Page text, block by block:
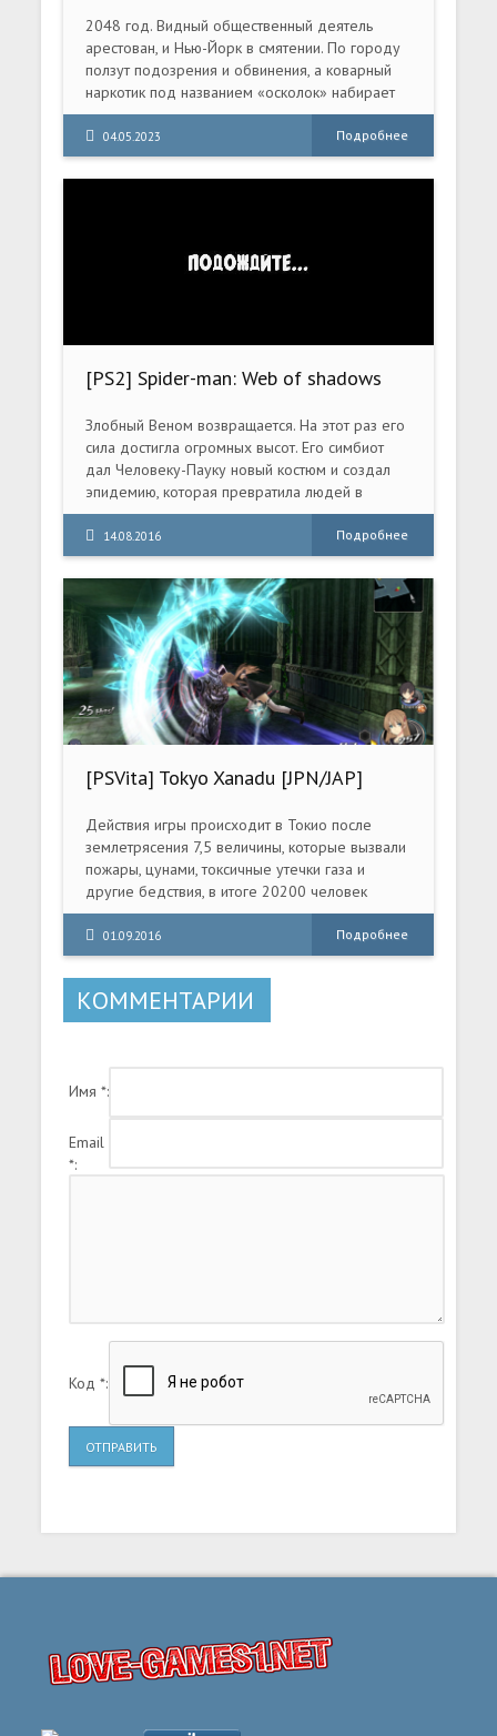
2048 год. Видный общественный деятель
арестован, и Нью-Йорк в смятении. По городу
ползут подозрения и обвинения, а коварный
наркотик под названием «осколок» набирает
популярность в подполье.
04.05.2023 Подробнее
[PS2] Spider-man: Web of shadows
[RUS/ENG|PAL]
Злобный Веном возвращается. На этот раз его
сила достигла огромных высот. Его симбиот
дал Человеку-Пауку новый костюм и создал
эпидемию, которая превратила людей в
безумных симбиотов. Конечно, Человек-Паук
должен спасти всех людей. В это же время
преступники продолжают вершить свои
темные делишки.
14.08.2016 Подробнее
[PSVita] Tokyo Xanadu [JPN/JAP]
Действия игры происходит в Токио после
землетрясения 7,5 величины, которые вызвали
пожары, цунами, токсичные утечки газа и
другие бедствия, в итоге 20200 человек
убиты и 7000 пропавшие без вести. Героем
истории будет старшеклассники Ко и Аска.
01.09.2016 Подробнее
КОММЕНТАРИИ
Имя *:
Email
*:
Код *:
ОТПРАВИТЬ